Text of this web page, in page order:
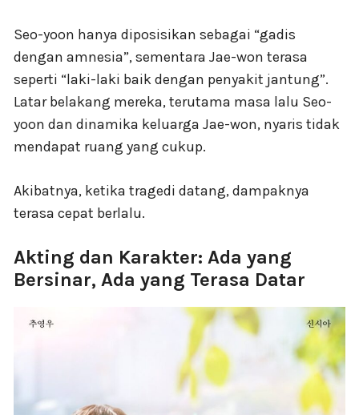
Seo-yoon hanya diposisikan sebagai “gadis
dengan amnesia”, sementara Jae-won terasa
seperti “laki-laki baik dengan penyakit jantung”.
Latar belakang mereka, terutama masa lalu Seo-
yoon dan dinamika keluarga Jae-won, nyaris tidak
mendapat ruang yang cukup.
Akibatnya, ketika tragedi datang, dampaknya
terasa cepat berlalu.
Akting dan Karakter: Ada yang
Bersinar, Ada yang Terasa Datar